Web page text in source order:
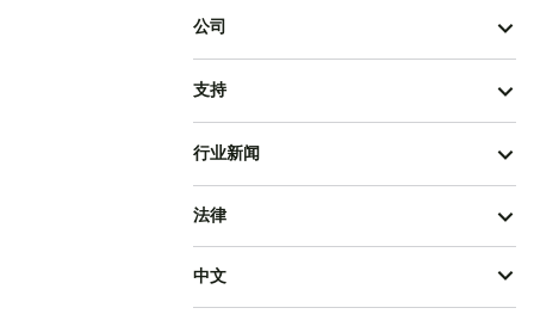
公司
支持
行业新闻
法律
中文